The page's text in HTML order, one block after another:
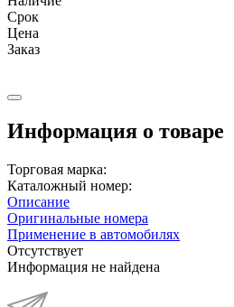
Срок
Цена
Заказ
Информация о товаре
Торговая марка:
Каталожный номер:
Описание
Оригинальные номера
Применение в автомобилях
Отсутствует
Информация не найдена